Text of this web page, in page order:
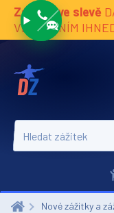
Zážitky ve slevě
VĚNOVÁNÍM
Hledat zážitek
Nové zážitky a